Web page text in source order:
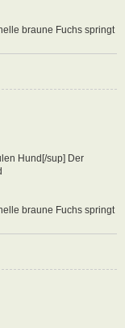
braune Fuchs springt
Hund[/sup] Der
braune Fuchs springt